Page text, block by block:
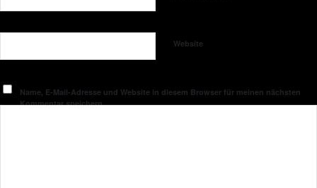
Website
Name, E-Mail-Adresse und Website in diesem Browser für meinen nächsten
Kommentar speichern.